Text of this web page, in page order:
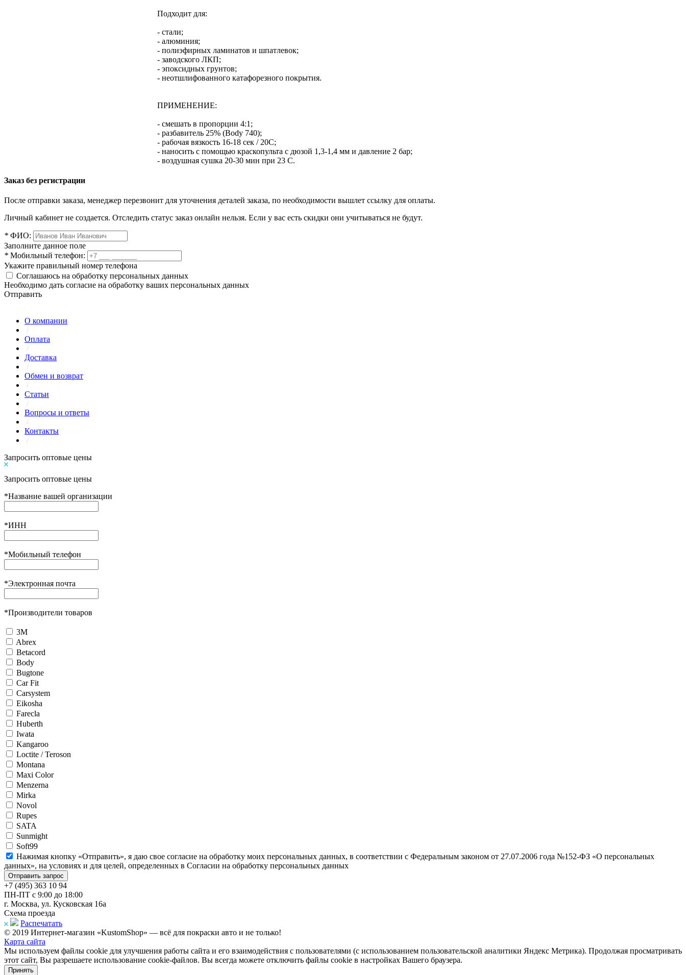
Подходит для:
- стали;
- алюминия;
- полиэфирных ламинатов и шпатлевок;
- заводского ЛКП;
- эпоксидных грунтов;
- неотшлифованного катафорезного покрытия.
ПРИМЕНЕНИЕ:
- смешать в пропорции 4:1;
- разбавитель 25% (Body 740);
- рабочая вязкость 16-18 сек / 20С;
- наносить с помощью краскопульта с дюзой 1,3-1,4 мм и давление 2 бар;
- воздушная сушка 20-30 мин при 23 С.
Заказ без регистрации
После отправки заказа, менеджер перезвонит для уточнения деталей заказа, по необходимости вышлет ссылку для оплаты.
Личный кабинет не создается. Отследить статус заказ онлайн нельзя. Если у вас есть скидки они учитываться не будут.
* ФИО:
Заполните данное поле
* Мобильный телефон:
Укажите правильный номер телефона
Соглашаюсь на обработку персональных данных
Необходимо дать согласие на обработку ваших персональных данных
Отправить
О компании
/
Оплата
/
Доставка
/
Обмен и возврат
/
Статьи
/
Вопросы и ответы
/
Контакты
/
Запросить оптовые цены
Запросить оптовые цены
*Название вашей организации
*ИНН
*Мобильный телефон
*Электронная почта
*Производители товаров
3М
Abrex
Betacord
Body
Bugtone
Car Fit
Carsystem
Eikosha
Farecla
Huberth
Iwata
Kangaroo
Loctite / Teroson
Montana
Maxi Color
Menzerna
Mirka
Novol
Rupes
SATA
Sunmight
Soft99
Нажимая кнопку «Отправить», я даю свое согласие на обработку моих персональных данных, в соответствии с Федеральным законом от 27.07.2006 года №152-ФЗ «О персональных
данных», на условиях и для целей, определенных в Согласии на обработку персональных данных
+7 (495) 363 10 94
ПН-ПТ с 9:00 до 18:00
г. Москва, ул. Кусковская 16а
Схема проезда
Распечатать
© 2019 Интернет-магазин «KustomShop» — всё для покраски авто и не только!
Карта сайта
Мы используем файлы cookie для улучшения работы сайта и его взаимодействия с пользователями (с использованием пользовательской аналитики Яндекс Метрика). Продолжая просматривать
этот сайт, Вы разрешаете использование cookie-файлов. Вы всегда можете отключить файлы cookie в настройках Вашего браузера.
Принять